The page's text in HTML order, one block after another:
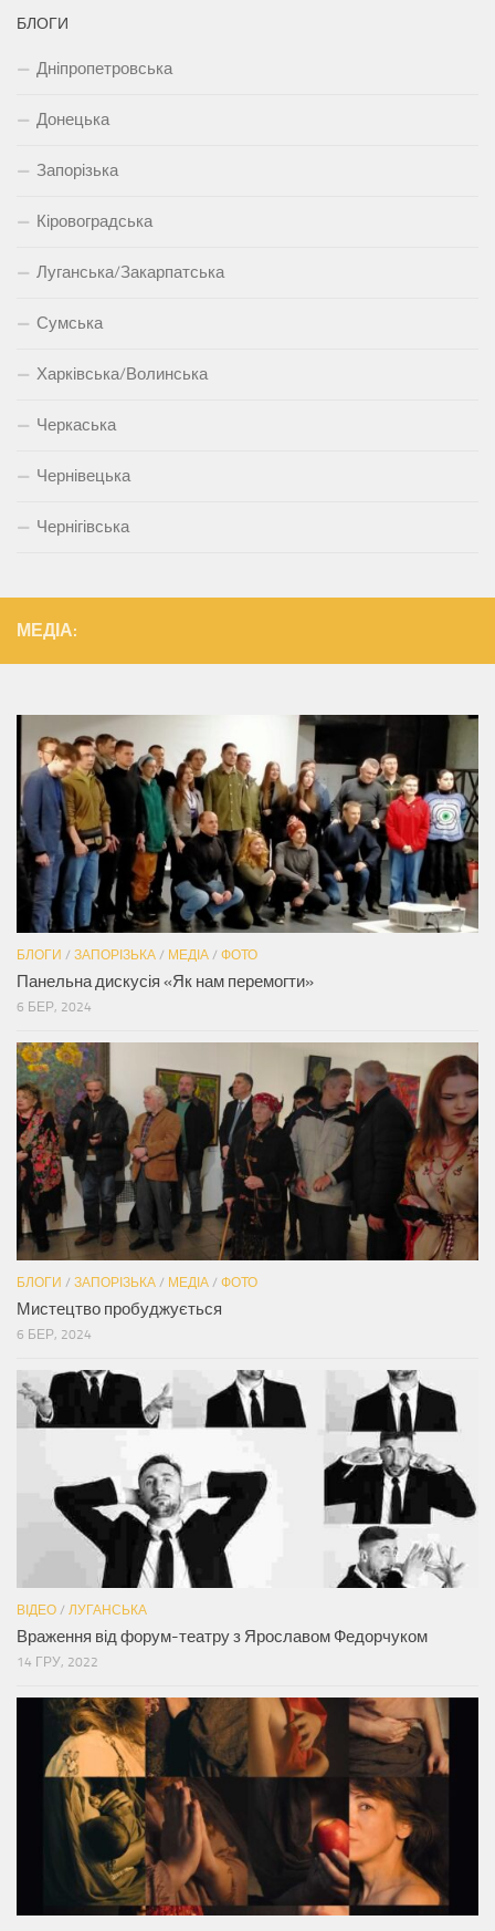
БЛОГИ
Дніпропетровська
Донецька
Запорізька
Кіровоградська
Луганська/Закарпатська
Сумська
Харківська/Волинська
Черкаська
Чернівецька
Чернігівська
МЕДІА:
БЛОГИ / ЗАПОРІЗЬКА / МЕДІА / ФОТО
Панельна дискусія «Як нам перемогти»
6 БЕР, 2024
БЛОГИ / ЗАПОРІЗЬКА / МЕДІА / ФОТО
Мистецтво пробуджується
6 БЕР, 2024
ВІДЕО / ЛУГАНСЬКА
Враження від форум-театру з Ярославом Федорчуком
14 ГРУ, 2022